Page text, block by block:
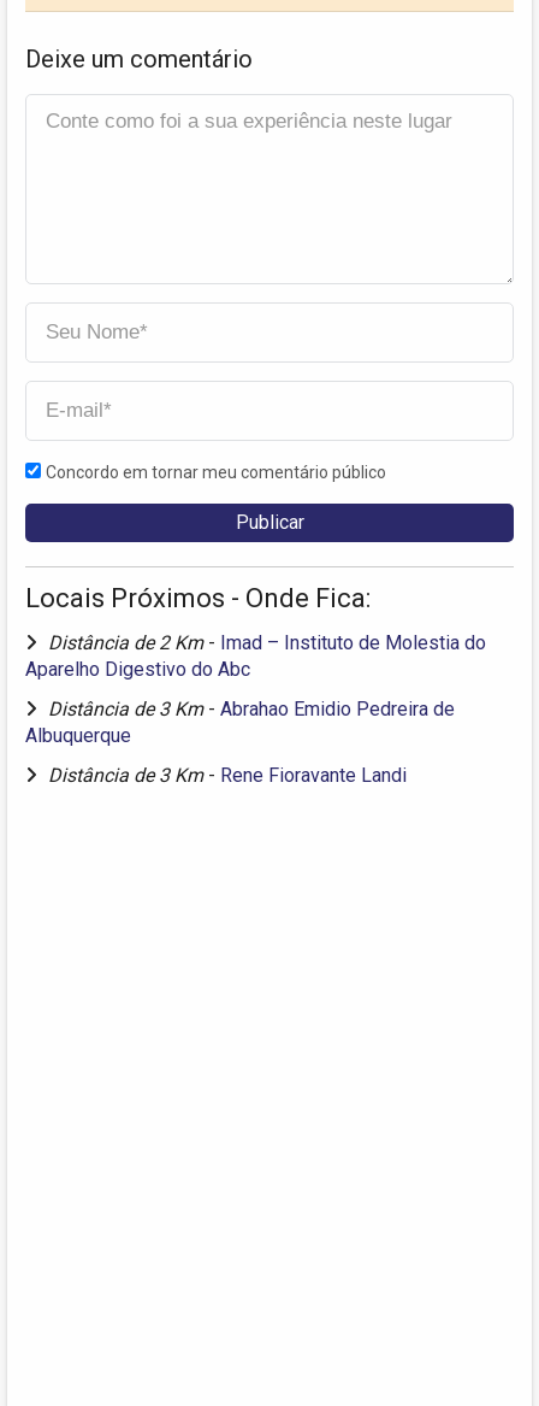
Deixe um comentário
Concordo em tornar meu comentário público
Locais Próximos - Onde Fica:
Distância de 2 Km - Imad – Instituto de Molestia do
Aparelho Digestivo do Abc
Distância de 3 Km - Abrahao Emidio Pedreira de
Albuquerque
Distância de 3 Km - Rene Fioravante Landi